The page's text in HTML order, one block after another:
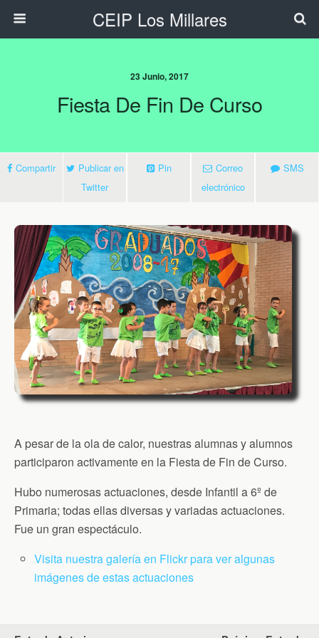
CEIP Los Millares
23 Junio, 2017
Fiesta De Fin De Curso
Compartir
Publicar en
Twitter
Pin
Correo
electrónico
SMS
A pesar de la ola de calor, nuestras alumnas y alumnos
participaron activamente en la Fiesta de Fin de Curso.
Hubo numerosas actuaciones, desde Infantil a 6º de
Primaria; todas ellas diversas y variadas actuaciones.
Fue un gran espectáculo.
Visita nuestra galería en Flickr para ver algunas
imágenes de estas actuaciones